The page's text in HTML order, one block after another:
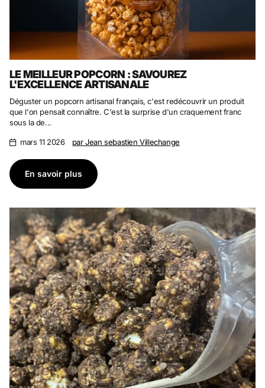
LE MEILLEUR POPCORN : SAVOUREZ
L'EXCELLENCE ARTISANALE
Déguster un popcorn artisanal français, c'est redécouvrir un produit
que l'on pensait connaître. C'est la surprise d'un craquement franc
sous la de...
mars 11 2026 par Jean sebastien Villechange
En savoir plus